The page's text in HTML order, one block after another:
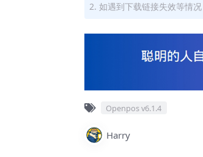
2. 如遇到下载链接失效等情
Openpos v6.1.4
Harry